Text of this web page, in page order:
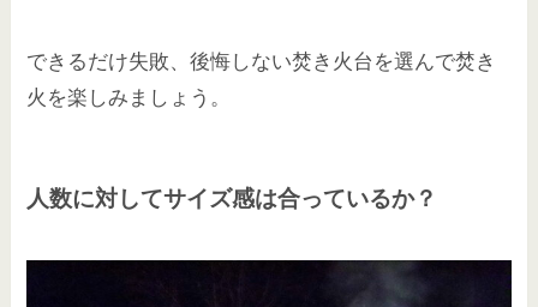
できるだけ失敗、後悔しない焚き火台を選んで焚き
火を楽しみましょう。
人数に対してサイズ感は合っているか？